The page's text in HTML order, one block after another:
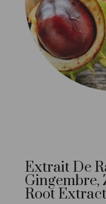
Extrait De
Root Extract